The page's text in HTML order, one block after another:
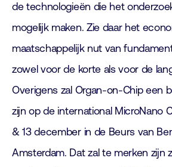
de technologieën die het onderzoek
mogelijk maken. Zie daar het
maatschappelijk nut van
zowel voor de korte als voor de
Overigens zal Organ-on-Chip een
zijn op de international MicroNano
& 13 december in de Beurs van
Amsterdam. Dat zal te merken zijn